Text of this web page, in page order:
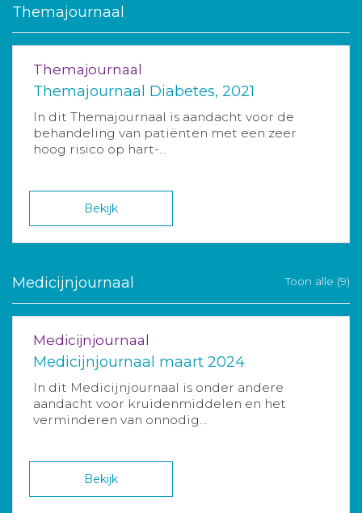
Themajournaal
Themajournaal
Themajournaal Diabetes, 2021
In dit Themajournaal is aandacht voor de
behandeling van patiënten met een zeer
hoog risico op hart-...
Bekijk
Medicijnjournaal Toon alle (9)
Medicijnjournaal
Medicijnjournaal maart 2024
In dit Medicijnjournaal is onder andere
aandacht voor kruidenmiddelen en het
verminderen van onnodig...
Bekijk